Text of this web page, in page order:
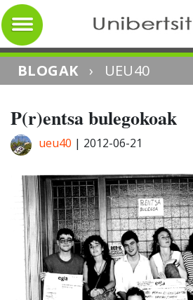
BLOGAK › UEU40
P(r)entsa bulegokoak
ueu40 | 2012-06-21